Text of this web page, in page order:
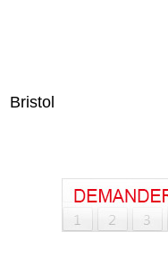
Bristol